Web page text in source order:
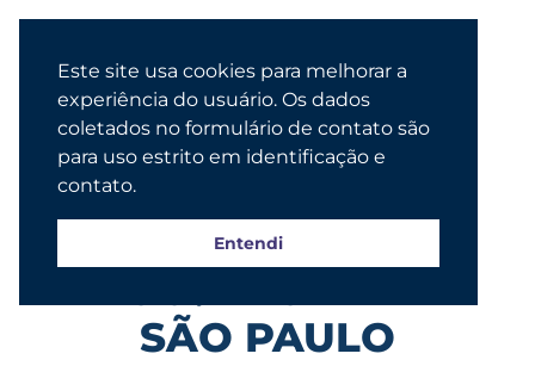
SÃO PAULO
Este site usa cookies para melhorar a
experiência do usuário. Os dados
coletados no formulário de contato são
para uso estrito em identificação e
contato.
Entendi